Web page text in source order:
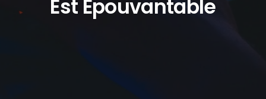
Est Épouvantable